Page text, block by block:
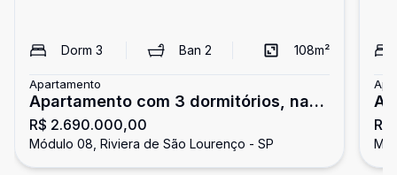
Dorm 3 Ban2 108m²
Apartamento
Apartamento com 3 dormitórios, na
Riviera de São Lourenço
R$ 2.690.000,00
Módulo 08, Riviera de São Lourenço - SP